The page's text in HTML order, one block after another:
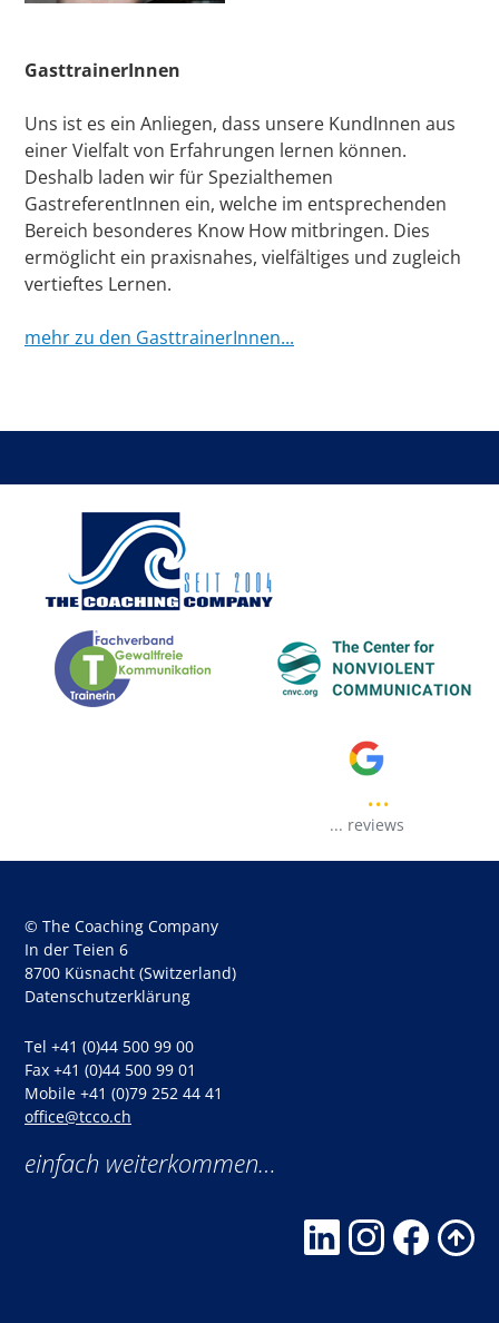
GasttrainerInnen
Uns ist es ein Anliegen, dass unsere KundInnen aus
einer Vielfalt von Erfahrungen lernen können.
Deshalb laden wir für Spezialthemen
GastreferentInnen ein, welche im entsprechenden
Bereich besonderes Know How mitbringen. Dies
ermöglicht ein praxisnahes, vielfältiges und zugleich
vertieftes Lernen.
mehr zu den GasttrainerInnen...
...
... reviews
© The Coaching Company
In der Teien 6
8700 Küsnacht (Switzerland)
Datenschutzerklärung
Tel +41 (0)44 500 99 00
Fax +41 (0)44 500 99 01
Mobile +41 (0)79 252 44 41
office@tcco.ch